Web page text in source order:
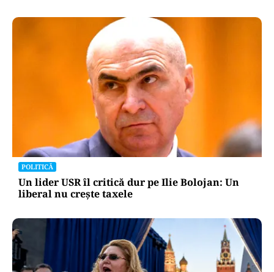
POLITICĂ
Un lider USR îl critică dur pe Ilie Bolojan: Un
liberal nu crește taxele